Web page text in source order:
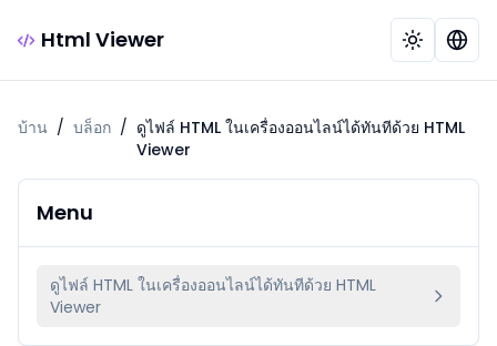
Html Viewer
บ้าน / บล็อก / ดูไฟล์ HTML ในเครื่องออนไลน์ได้ทันทีด้วย HTML
Viewer
Menu
ดูไฟล์ HTML ในเครื่องออนไลน์ได้ทันทีด้วย HTML
Viewer